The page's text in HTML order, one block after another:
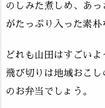
のしみた煮しめ、あ
がたっぷり入った素朴
どれも山田はすごいよ
飛び切りは地域おこ
のお弁当でしょう。